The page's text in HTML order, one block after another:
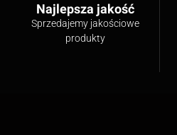
Najlepsza jakość
Sprzedajemy jakościowe
produkty